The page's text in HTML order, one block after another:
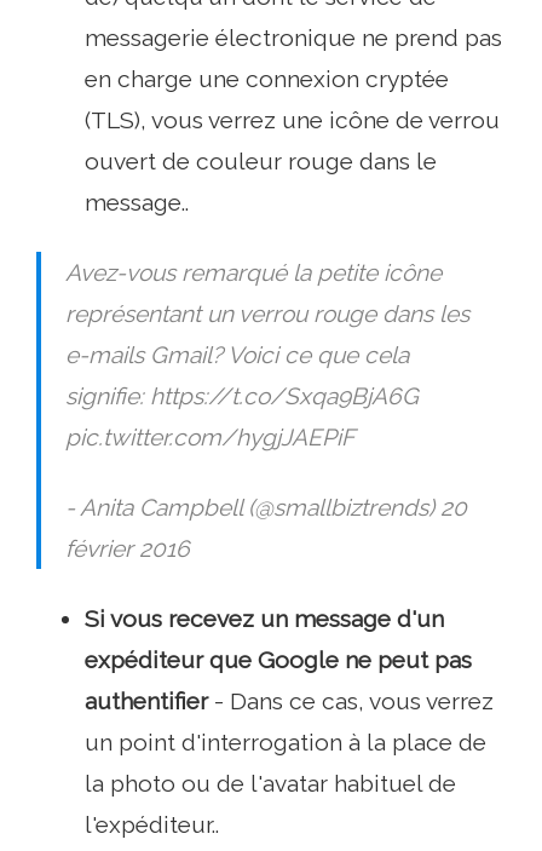
messagerie électronique ne prend pas
en charge une connexion cryptée
(TLS), vous verrez une icône de verrou
ouvert de couleur rouge dans le
message..
Avez-vous remarqué la petite icône
représentant un verrou rouge dans les
e-mails Gmail? Voici ce que cela
signifie: https://t.co/Sxqa9BjA6G
pic.twitter.com/hygjJAEPiF
- Anita Campbell (@smallbiztrends) 20
février 2016
Si vous recevez un message d'un
expéditeur que Google ne peut pas
authentifier- Dans ce cas, vous verrez
un point d'interrogation à la place de
la photo ou de l'avatar habituel de
l'expéditeur..